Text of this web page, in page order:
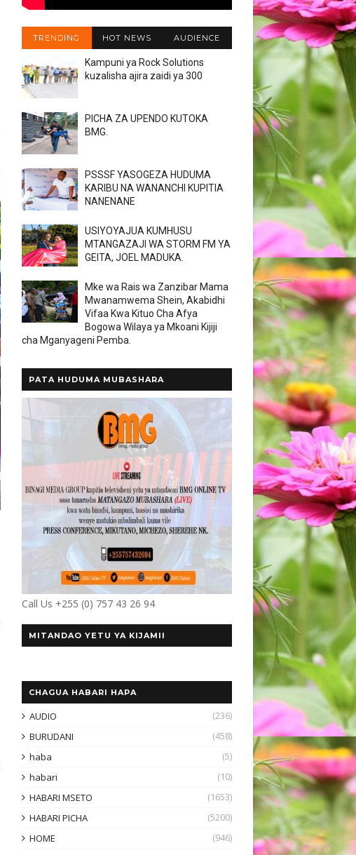
TRENDING HOT NEWS AUDIENCE
Kampuni ya Rock Solutions
kuzalisha ajira zaidi ya 300
PICHA ZA UPENDO KUTOKA
BMG.
PSSSF YASOGEZA HUDUMA
KARIBU NA WANANCHI KUPITIA
NANENANE
USIYOYAJUA KUMHUSU
MTANGAZAJI WA STORM FM YA
GEITA, JOEL MADUKA.
Mke wa Rais wa Zanzibar Mama
Mwanamwema Shein, Akabidhi
Vifaa Kwa Kituo Cha Afya
Bogowa Wilaya ya Mkoani Kijiji
cha Mganyageni Pemba.
PATA HUDUMA MUBASHARA
Call Us +255 (0) 757 43 26 94
MITANDAO YETU YA KIJAMII
CHAGUA HABARI HAPA
AUDIO
(236)
BURUDANI
(458)
haba
(5)
habari
(10)
HABARI MSETO
(1653)
HABARI PICHA
(5200)
HOME
(946)